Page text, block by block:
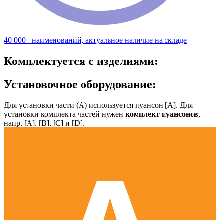
40 000+ наименований, актуальное наличие на складе
Комплектуется с изделиями:
Установочное оборудование:
Для установки части (А) используется пуансон [А]. Для
установки комплекта частей нужен комплект пуансонов,
напр. [А], [B], [С] и [D].